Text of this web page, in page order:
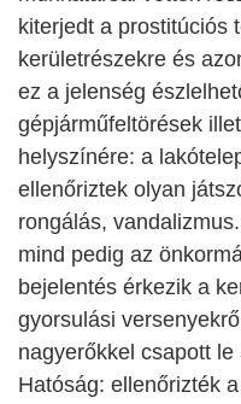
kiterjedt a prostitúciós
kerületrészekre és
ez a jelenség
gépjárműfeltörések
helyszínére: a
ellenőriztek olyan
rongálás,
mind pedig az
bejelentés érkezik a
gyorsulási
nagyerőkkel csapott
Hatóság: ellenőrizték